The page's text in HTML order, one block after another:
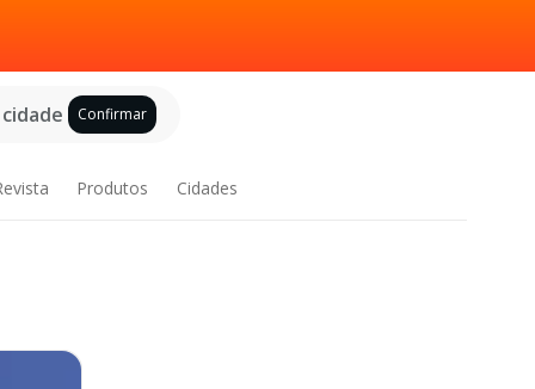
Confirmar
Produtos Cidades